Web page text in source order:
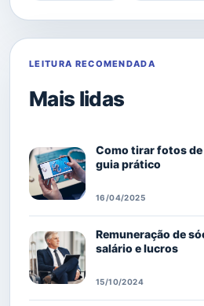
LEITURA RECOMENDADA
Mais lidas
Como tirar fotos
guia prático
16/04/2025
Remuneração de
salário e lucros
15/10/2024